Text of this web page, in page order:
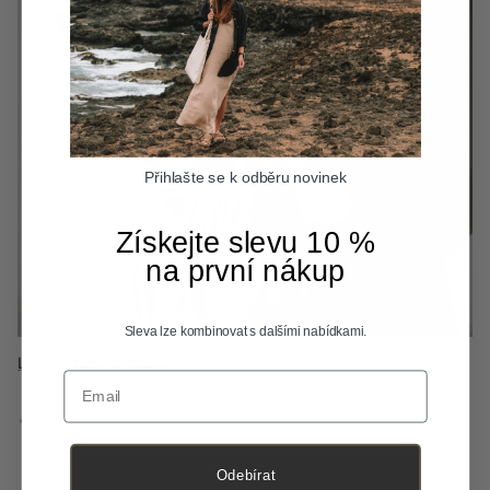
Ľanové topy & tričká
Přihlašte se k odběru novinek
Získejte slevu 10 %
na první nákup
Sleva lze kombinovat s dalšími nabídkami.
Email
Odebírat